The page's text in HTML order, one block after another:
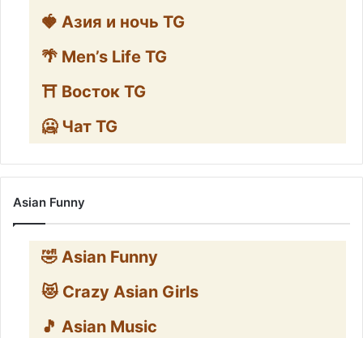
🍓 Азия и ночь TG
🌴 Men’s Life TG
⛩️ Восток TG
🥶 Чат TG
Asian Funny
🤣 Asian Funny
😻 Crazy Asian Girls
🎵 Asian Music